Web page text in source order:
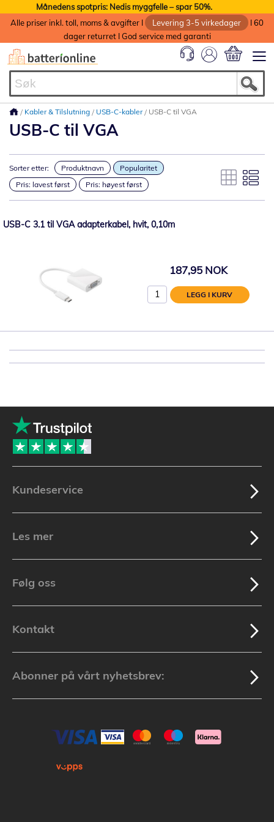
Månedens spotpris: Nedis myggfelle – spar 50%.
Alle priser inkl. toll, moms & avgifter I
Levering 3-5 virkedager
I 60
dager returret I God service med garanti
Kabler & Tilslutning USB-C-kabler USB-C til VGA
USB-C til VGA
Sorter etter: Produktnavn
Popularitet
Pris: lavest først
Pris: høyest først
USB-C 3.1 til VGA adapterkabel, hvit, 0,10m
187,95 NOK
LEGG I KURV
Kundeservice
Les mer
Følg oss
Kontakt
Abonner på vårt nyhetsbrev: